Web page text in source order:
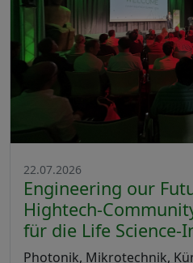
22.07.2026
Engineering our
Hightech-
für die Life Science-
Photonik, Mikrotechnik,